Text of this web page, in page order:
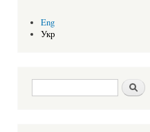
Eng
Укр
Search form Шукати